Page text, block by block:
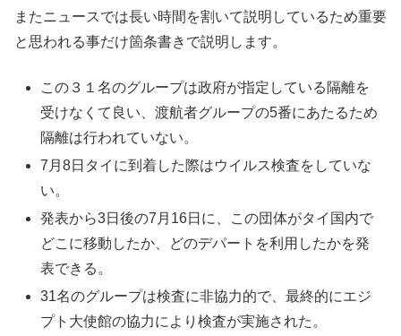
またニュースでは長い時間を割いて説明しているため重要
と思われる事だけ箇条書きで説明します。
この３１名のグループは政府が指定している隔離を
受けなくて良い、渡航者グループの5番にあたるため
隔離は行われていない。
7月8日タイに到着した際はウイルス検査をしていな
い。
発表から3日後の7月16日に、この団体がタイ国内で
どこに移動したか、どのデパートを利用したかを発
表できる。
31名のグループは検査に非協力的で、最終的にエジ
プト大使館の協力により検査が実施された。